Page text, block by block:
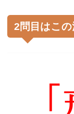
2問目はこの